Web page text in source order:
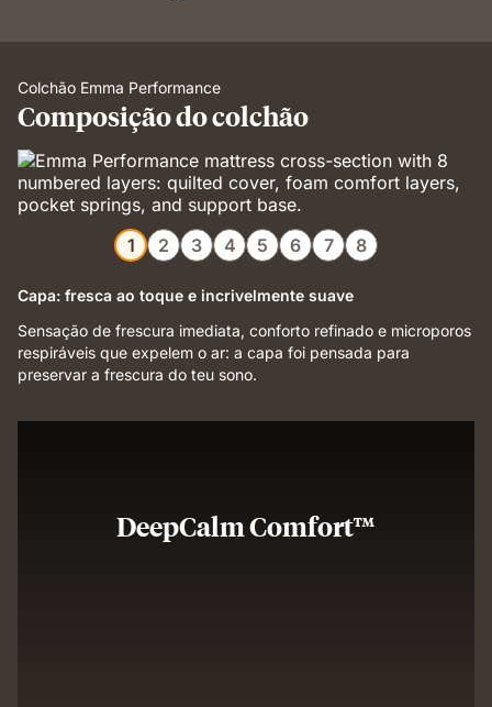
Colchão Emma Performance
Composição do colchão
1 2 3 4 5 6 7 8
Capa: fresca ao toque e incrivelmente suave
Sensação de frescura imediata, conforto refinado e microporos
respiráveis que expelem o ar: a capa foi pensada para
preservar a frescura do teu sono.
DeepCalm Comfort™